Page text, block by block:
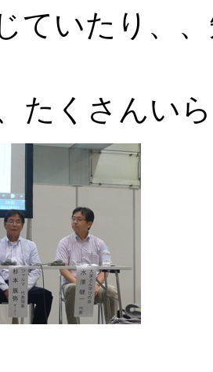
ていたり、
たくさんい